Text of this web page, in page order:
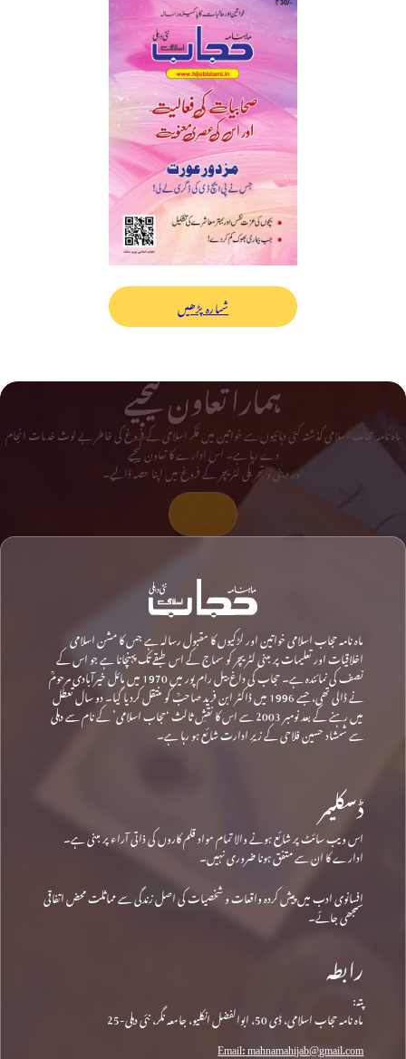
شمارہ پڑھیں
ہمارا تعاون کیجیے
ماہ نامہ حجاب اسلامی گذشتہ کئی دہائیوں سے خواتین میں فکر اسلامی کے فروغ کی خاطر بے لوث خدمات انجام
دے رہا ہے۔ اس ادارے کا تعاون کیجیے
اور دینی و تحریکی لٹریچر کے فروغ میں اپنا حصہ ڈالیے۔
ماہ نامہ حجاب اسلامی خواتین اور لڑکیوں کا مقبول رسالہ ہے جس کا مشن اسلامی
اخلاقیات اور تعلیمات پر مبنی لٹریچر کو سماج کے اس طبقے تک پہنچانا ہے جو اس کے
نصف کی نمائندہ ہے۔ حجاب کی داغ بیل رام پور میں 1970 میں مائل خیرآبادی مرحومؒ
نے ڈالی تھی، جسے 1996 میں ڈاکٹر ابن فرید صاحبؒ کو منتقل کردیا گیا۔ دو سال تعطل
میں رہنے کے بعد نومبر 2003 سے اس کا نقشِ ثالث ‘حجاب اسلامی’ کے نام سے دہلی
سے شمشاد حسین فلاحی کے زیرِ ادارت شائع ہو رہا ہے۔
ڈسکلیمر
اس ویب سائٹ پر شائع ہونے والا تمام مواد قلم کاروں کی ذاتی آراء پر مبنی ہے۔
ادارے کا ان سے متفق ہونا ضروری نہیں۔
افسانوی ادب میں پیش کردہ واقعات و شخصیات کی اصل زندگی سے مماثلت محض اتفاقی
سمجھی جائے۔
رابطہ
پتہ:
ماہ نامہ حجاب اسلامی، ڈی 50، ابوالفضل انکلیو، جامعہ نگر، نئی دہلی-25
Email: mahnamahijab@gmail.com